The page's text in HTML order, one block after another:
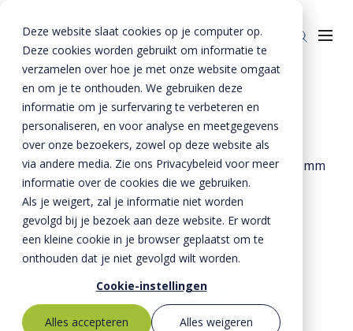
Deze website slaat cookies op je computer op.
Deze cookies worden gebruikt om informatie te
verzamelen over hoe je met onze website omgaat
en om je te onthouden. We gebruiken deze
informatie om je surfervaring te verbeteren en
personaliseren, en voor analyse en meetgegevens
over onze bezoekers, zowel op deze website als
via andere media. Zie ons Privacybeleid voor meer
informatie over de cookies die we gebruiken.
Als je weigert, zal je informatie niet worden
gevolgd bij je bezoek aan deze website. Er wordt
een kleine cookie in je browser geplaatst om te
onthouden dat je niet gevolgd wilt worden.
Cookie-instellingen
Alles accepteren
Alles weigeren
Producten
Riolering
Bestrating
Oplossingen
BTE Groep
Onze verhalen
Over ons
MVO
Home »Producten » Riolering »
Uitstroomvoorzieningen
Hamusv uitstroomvoorzieningen»
Uitstroomvoorziening hamusv 7l inw 1500x3850 mm